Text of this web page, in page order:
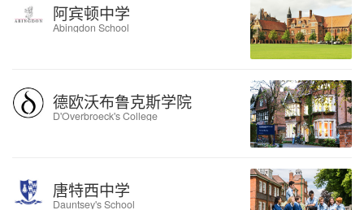
阿宾顿中学
Abingdon School
德欧沃布鲁克斯学院
D'Overbroeck's College
唐特西中学
Dauntsey's School